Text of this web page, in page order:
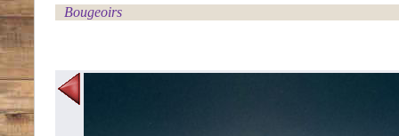
Bougeoirs